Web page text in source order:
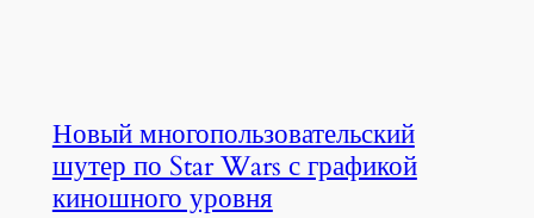
Новый многопользовательский
шутер по Star Wars с графикой
киношного уровня